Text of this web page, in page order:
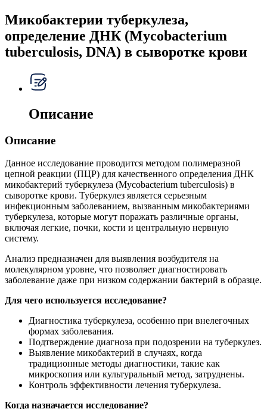
Микобактерии туберкулеза,
определение ДНК (Mycobacterium
tuberculosis, DNA) в сыворотке крови
Описание
Описание
Данное исследование проводится методом полимеразной
цепной реакции (ПЦР) для качественного определения ДНК
микобактерий туберкулеза (Mycobacterium tuberculosis) в
сыворотке крови. Туберкулез является серьезным
инфекционным заболеванием, вызванным микобактериями
туберкулеза, которые могут поражать различные органы,
включая легкие, почки, кости и центральную нервную
систему.
Анализ предназначен для выявления возбудителя на
молекулярном уровне, что позволяет диагностировать
заболевание даже при низком содержании бактерий в образце.
Для чего используется исследование?
Диагностика туберкулеза, особенно при внелегочных
формах заболевания.
Подтверждение диагноза при подозрении на туберкулез.
Выявление микобактерий в случаях, когда
традиционные методы диагностики, такие как
микроскопия или культуральный метод, затруднены.
Контроль эффективности лечения туберкулеза.
Когда назначается исследование?